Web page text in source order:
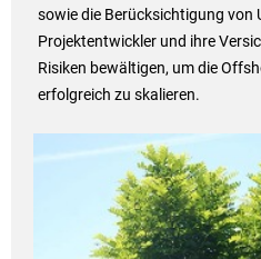
sowie die Berücksichtigung von
Projektentwickler und ihre
Risiken bewältigen, um die
erfolgreich zu skalieren.